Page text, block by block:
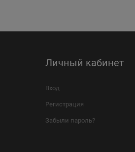
Личный кабинет
Вход
Регистрация
Забыли пароль?